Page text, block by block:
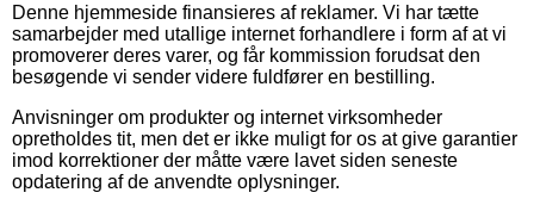
Denne hjemmeside finansieres af reklamer. Vi har tætte
samarbejder med utallige internet forhandlere i form af at vi
promoverer deres varer, og får kommission forudsat den
besøgende vi sender videre fuldfører en bestilling.
Anvisninger om produkter og internet virksomheder
opretholdes tit, men det er ikke muligt for os at give garantier
imod korrektioner der måtte være lavet siden seneste
opdatering af de anvendte oplysninger.